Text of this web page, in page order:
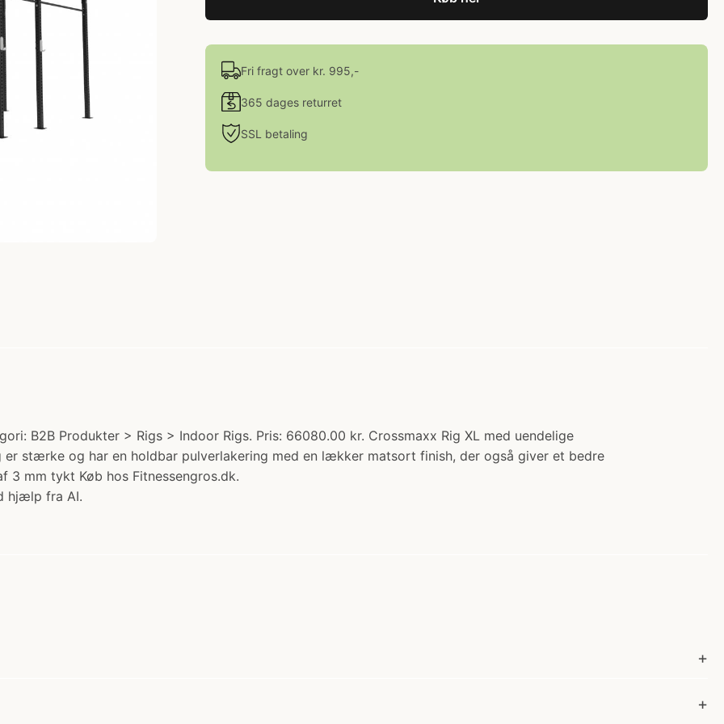
Fri fragt over kr. 995,-
365 dages returret
SSL betaling
B2B Produkter > Rigs > Indoor Rigs. Pris: 66080.00 kr. Crossmaxx Rig XL med uendelige
stærke og har en holdbar pulverlakering med en lækker matsort finish, der også giver et bedre
3 mm tykt Køb hos Fitnessengros.dk.
hjælp fra AI.